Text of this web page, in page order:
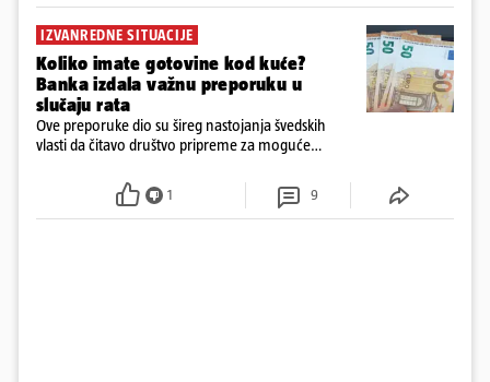
IZVANREDNE SITUACIJE
Koliko imate gotovine kod kuće?
Banka izdala važnu preporuku u
slučaju rata
Ove preporuke dio su šireg nastojanja švedskih
vlasti da čitavo društvo pripreme za moguće
1 9